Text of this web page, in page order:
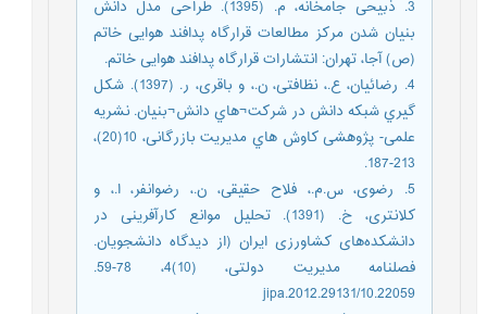
3. ذبیحی جامخانه، م. (1395). طراحی مدل دانش
بنیان شدن مرکز مطالعات قرارگاه پدافند هوایی خاتم
(ص) آجا، تهران: انتشارات قرارگاه پدافند هوایی خاتم.
4. رضائیان، ع.، نظافتی، ن.، و باقری، ر. (1397). شکل
گیري شبکه دانش در شرکت¬هاي دانش¬بنیان. نشریه
علمی- پژوهشی کاوش هاي مدیریت بازرگانی، 10(20)،
213-187.
5. رضوی، س.م.، فلاح حقیقی، ن.، رضوانفر، ا.، و
کلانتری، خ. (1391). تحلیل موانع کارآفرینی در
دانشکده‌های کشاورزی ایران (از دیدگاه دانشجویان.
فصلنامه مدیریت دولتی، (10)4، 78-59.
10.22059/jipa.2012.29131